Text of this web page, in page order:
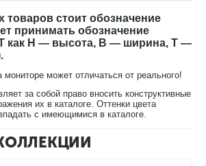
товаров стоит обозначение
принимать обозначение
как H — высота, B — ширина, T —
мониторе может отличаться от реального!
за собой право вносить конструктивные
их в каталоге. Оттенки цвета
с имеющимися в каталоге.